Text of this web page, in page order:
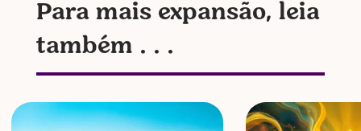
Para mais expansão, leia
também . . .